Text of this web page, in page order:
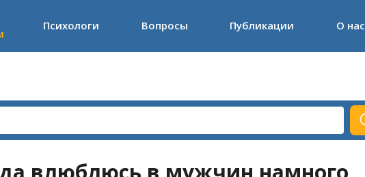
Психологи Вопросы Публикации О нас